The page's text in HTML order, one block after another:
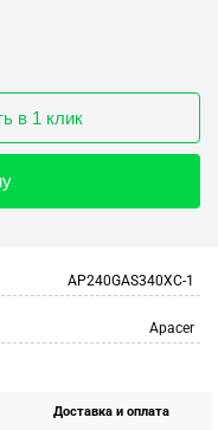
в 1 клик
AP240GAS340XC-1
Apacer
Доставка и оплата